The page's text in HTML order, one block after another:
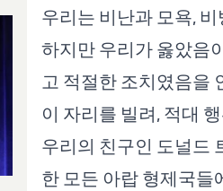
우리는 비난과 모욕,
하지만 우리가 옳았음
고 적절한 조치였음을
이 자리를 빌려, 적대
우리의 친구인 도널드
한 모든 아랍 형제국들